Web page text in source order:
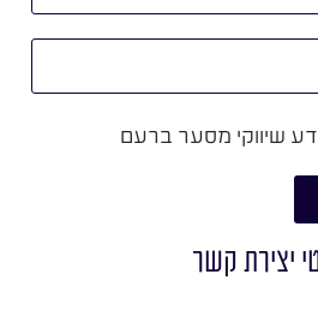
שיווקי מסער ברעם
יצירת קשר